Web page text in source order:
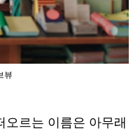
뷰
르는 이름은 아무래